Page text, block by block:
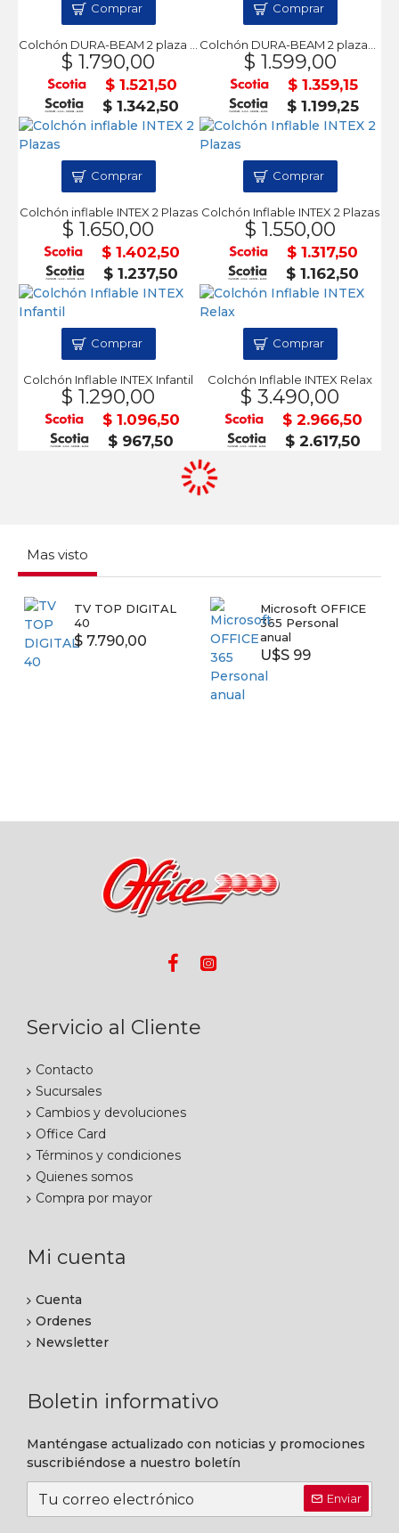
$ 1.790,00
$ 1.521,50
$ 1.342,50
Comprar
$ 1.599,00
$ 1.359,15
$ 1.199,25
Comprar
Colchón inflable INTEX 2 Plazas
$ 1.650,00
$ 1.402,50
$ 1.237,50
Comprar
Colchón Inflable INTEX 2 Plazas
$ 1.550,00
$ 1.317,50
$ 1.162,50
Comprar
Colchón Inflable INTEX Infantil
$ 1.290,00
$ 1.096,50
$ 967,50
Comprar
Colchón Inflable INTEX Relax
$ 3.490,00
$ 2.966,50
$ 2.617,50
Comprar
Mas visto
TV TOP DIGITAL
40
$ 7.790,00
Microsoft OFFICE
365 Personal
anual
U$S 99
Servicio al Cliente
Contacto
Sucursales
Cambios y devoluciones
Office Card
Términos y condiciones
Quienes somos
Compra por mayor
Mi cuenta
Cuenta
Ordenes
Newsletter
Boletin informativo
Manténgase actualizado con noticias y promociones
suscribiéndose a nuestro boletín
Enviar